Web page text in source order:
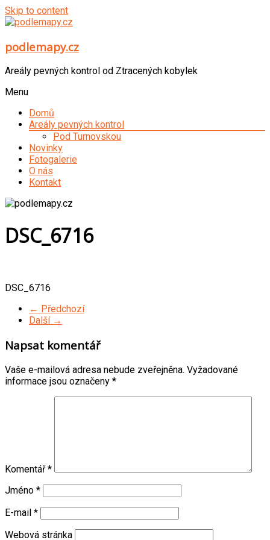
Skip to content
podlemapy.cz
Areály pevných kontrol od Ztracených kobylek
Menu
Domů
Areály pevných kontrol
Pod Turnovskou
Novinky
Fotogalerie
O nás
Kontakt
DSC_6716
DSC_6716
← Předchozí
Další →
Napsat komentář
Vaše e-mailová adresa nebude zveřejněna. Vyžadované
informace jsou označeny *
Komentář*
Jméno *
E-mail *
Webová stránka